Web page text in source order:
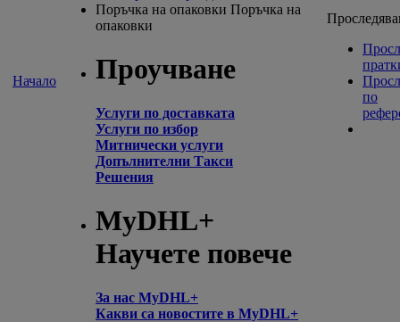
Начало
Поръчка на опаковки Поръчка на
опаковки
Проучване
Услуги по доставката
Услуги по избор
Митнически услуги
Допълнителни Такси
Решения
MyDHL+
Научете повече
За нас MyDHL+
Какви са новостите в MyDHL+
по